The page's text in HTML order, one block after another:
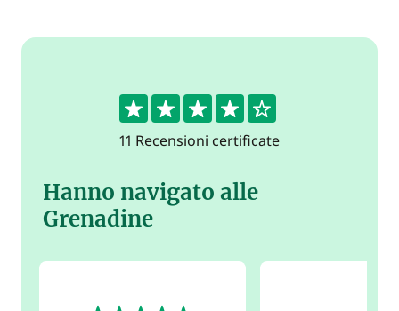
4.2
11 Recensioni certificate
Hanno navigato alle
Grenadine